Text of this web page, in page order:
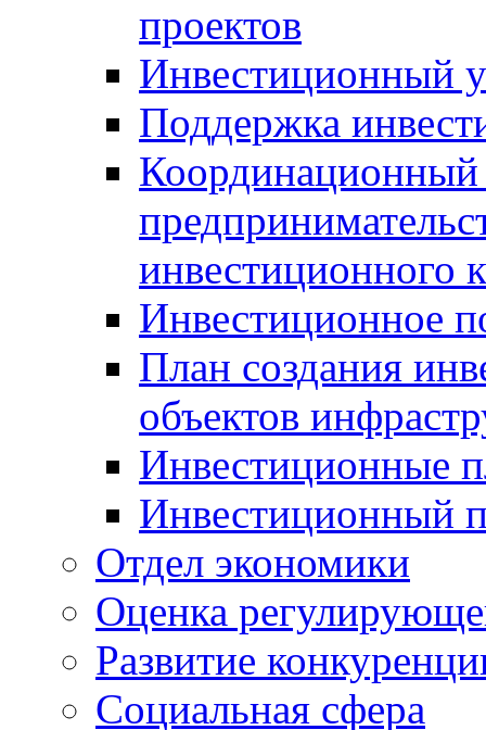
проектов
Инвестиционный
Поддержка
Координационный
инвестиционного
Инвестиционное
План создания
объектов
Инвестиционные
Инвестиционный
Отдел экономики
Оценка
Развитие
Социальная сфера